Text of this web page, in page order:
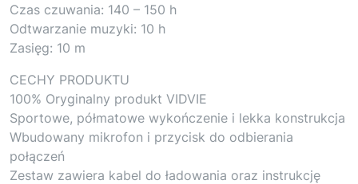
Czas czuwania: 140 – 150 h
Odtwarzanie muzyki: 10 h
Zasięg: 10 m
CECHY PRODUKTU
100% Oryginalny produkt VIDVIE
Sportowe, półmatowe wykończenie i lekka konstrukcja
Wbudowany mikrofon i przycisk do odbierania
połączeń
Zestaw zawiera kabel do ładowania oraz instrukcję